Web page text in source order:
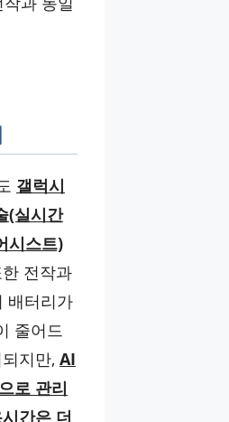
갤럭시
(실시간
시스트)
전작과
배터리가
줄어드
지만, AI
로 관리
간은 더